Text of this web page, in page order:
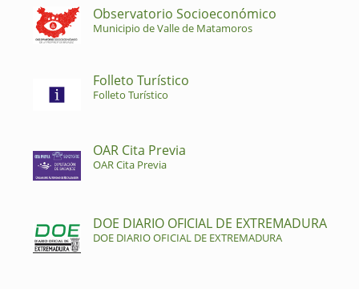
Observatorio Socioeconómico
Municipio de Valle de Matamoros
Folleto Turístico
Folleto Turístico
OAR Cita Previa
OAR Cita Previa
DOE DIARIO OFICIAL DE EXTREMADURA
DOE DIARIO OFICIAL DE EXTREMADURA